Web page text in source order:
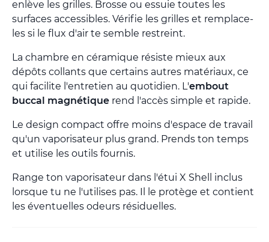
enlève les grilles. Brosse ou essuie toutes les
surfaces accessibles. Vérifie les grilles et remplace-
les si le flux d'air te semble restreint.
La chambre en céramique résiste mieux aux
dépôts collants que certains autres matériaux, ce
qui facilite l'entretien au quotidien. L'embout
buccal magnétique rend l'accès simple et rapide.
Le design compact offre moins d'espace de travail
qu'un vaporisateur plus grand. Prends ton temps
et utilise les outils fournis.
Range ton vaporisateur dans l'étui X Shell inclus
lorsque tu ne l'utilises pas. Il le protège et contient
les éventuelles odeurs résiduelles.